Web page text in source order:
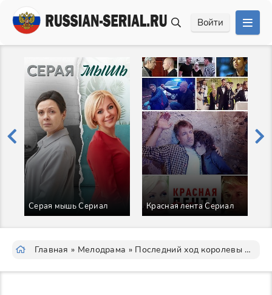
Войти
Серая мышь Сериал Красная лента Сериал
Главная » Мелодрама » Последний ход королевы Сериал